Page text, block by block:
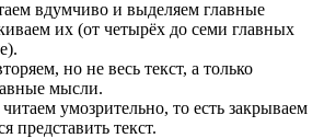
вдумчиво и выделяем главные
их (от четырёх до семи главных
но не весь текст, а только
мысли.
умозрительно, то есть закрываем
представить текст.